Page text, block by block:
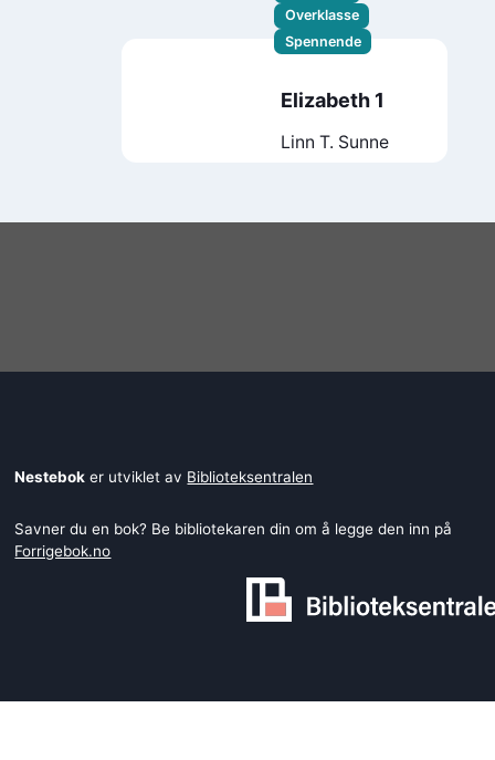
Overklasse
Spennende
Elizabeth 1
Linn T. Sunne
Nestebok er utviklet av Biblioteksentralen
Savner du en bok? Be bibliotekaren din om å legge den inn på
Forrigebok.no